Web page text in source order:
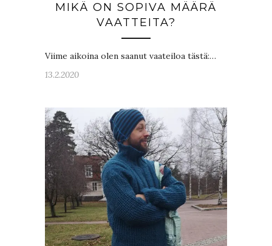
MIKÄ ON SOPIVA MÄÄRÄ
VAATTEITA?
Viime aikoina olen saanut vaateiloa tästä:…
13.2.2020